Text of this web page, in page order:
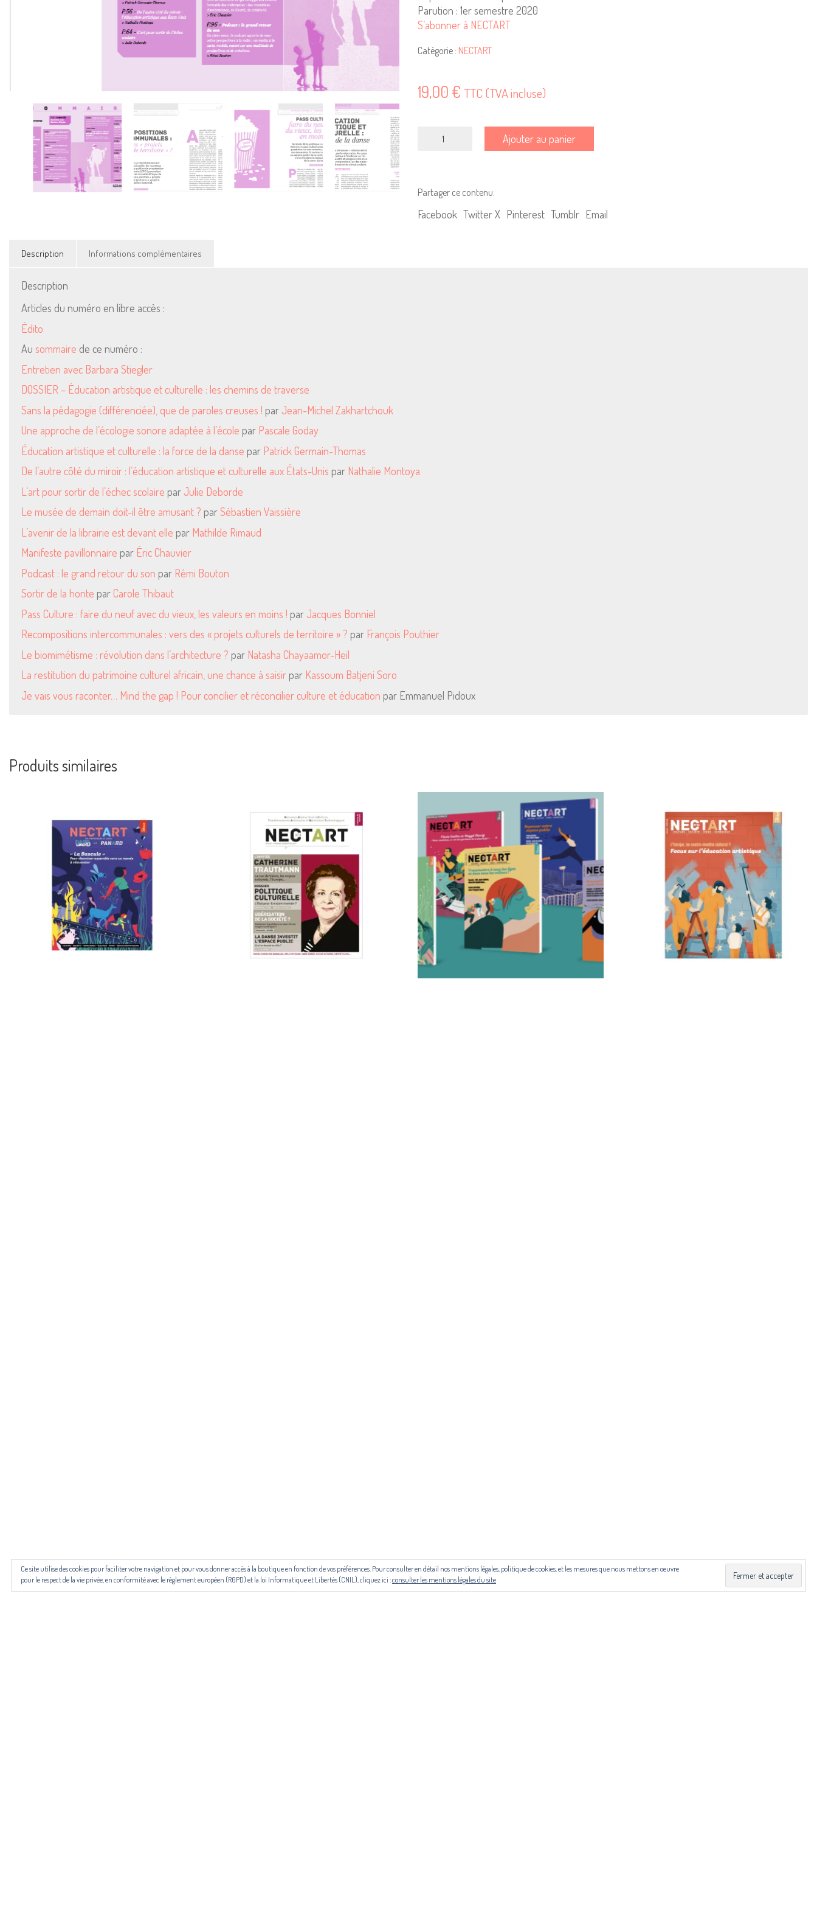
Parution : 1er semestre 2020
S’abonner à NECTART
Catégorie : NECTART
19,00 € TTC (TVA incluse)
quantité
Ajouter au panier
Partager ce contenu:
Facebook Twitter X Pinterest Tumblr Email
Description Informations complémentaires
Description
Articles du numéro en libre accès :
Édito
Au sommaire de ce numéro :
Entretien avec Barbara Stiegler
DOSSIER – Éducation artistique et culturelle : les chemins de traverse
Sans la pédagogie (différenciée), que de paroles creuses ! par Jean-Michel Zakhartchouk
Une approche de l’écologie sonore adaptée à l’école par Pascale Goday
Éducation artistique et culturelle : la force de la danse par Patrick Germain-Thomas
De l’autre côté du miroir : l’éducation artistique et culturelle aux États-Unis par Nathalie Montoya
L’art pour sortir de l’échec scolaire par Julie Deborde
Le musée de demain doit-il être amusant ? parSébastien Vaissière
L’avenir de la librairie est devant elle par Mathilde Rimaud
Manifeste pavillonnaire par Éric Chauvier
Podcast : le grand retour du son par Rémi Bouton
Sortir de la honte par Carole Thibaut
Pass Culture : faire du neuf avec du vieux, les valeurs en moins ! par Jacques Bonniel
Recompositions intercommunales : vers des « projets culturels de territoire » ? par François Pouthier
Le biomimétisme : révolution dans l’architecture ? par Natasha Chayaamor-Heil
La restitution du patrimoine culturel africain, une chance à saisir par Kassoum Batjeni Soro
Je vais vous raconter… Mind the gap ! Pour concilier et réconcilier culture et éducation par Emmanuel Pidoux
Produits similaires
© Copyright 2024. Tous droits réservés
Ce site utilise des cookies pour faciliter votre navigation et pour vous donner accès à la boutique en fonction de vos préférences. Pour consulter en détail nos mentions légales, politique de cookies, et les mesures que nous mettons en oeuvre
pour le respect de la vie privée, en conformité avec le règlement européen (RGPD) et la loi Informatique et Libertés (CNIL), cliquez ici :consulter les mentions légales du site